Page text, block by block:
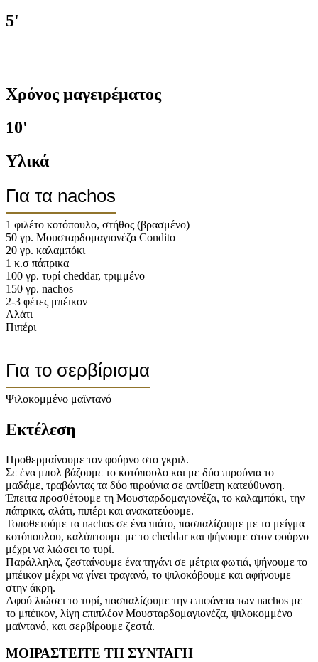
5'
Χρόνος μαγειρέματος
10'
Υλικά
Για τα nachos
1 φιλέτο κοτόπουλο, στήθος (βρασμένο)
50 γρ. Μουσταρδομαγιονέζα Condito
20 γρ. καλαμπόκι
1 κ.σ πάπρικα
100 γρ. τυρί cheddar, τριμμένο
150 γρ. nachos
2-3 φέτες μπέικον
Αλάτι
Πιπέρι
Για το σερβίρισμα
Ψιλοκομμένο μαϊντανό
Εκτέλεση
Προθερμαίνουμε τον φούρνο στο γκριλ.
Σε ένα μπολ βάζουμε το κοτόπουλο και με δύο πιρούνια το
μαδάμε, τραβώντας τα δύο πιρούνια σε αντίθετη κατεύθυνση.
Έπειτα προσθέτουμε τη Μουσταρδομαγιονέζα, το καλαμπόκι, την
πάπρικα, αλάτι, πιπέρι και ανακατεύουμε.
Τοποθετούμε τα nachos σε ένα πιάτο, πασπαλίζουμε με το μείγμα
κοτόπουλου, καλύπτουμε με το cheddar και ψήνουμε στον φούρνο
μέχρι να λιώσει το τυρί.
Παράλληλα, ζεσταίνουμε ένα τηγάνι σε μέτρια φωτιά, ψήνουμε το
μπέικον μέχρι να γίνει τραγανό, το ψιλοκόβουμε και αφήνουμε
στην άκρη.
Αφού λιώσει το τυρί, πασπαλίζουμε την επιφάνεια των nachos με
το μπέικον, λίγη επιπλέον Μουσταρδομαγιονέζα, ψιλοκομμένο
μαϊντανό, και σερβίρουμε ζεστά.
ΜΟΙΡΑΣΤΕΙΤΕ ΤΗ ΣΥΝΤΑΓΗ